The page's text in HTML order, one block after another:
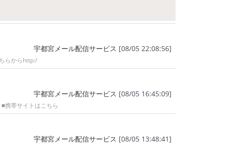
宇都宮メール配信サービス [08/05 22:08:56]
らからhttp:/
宇都宮メール配信サービス [08/05 16:45:09]
携帯サイトはこちら
宇都宮メール配信サービス [08/05 13:48:41]